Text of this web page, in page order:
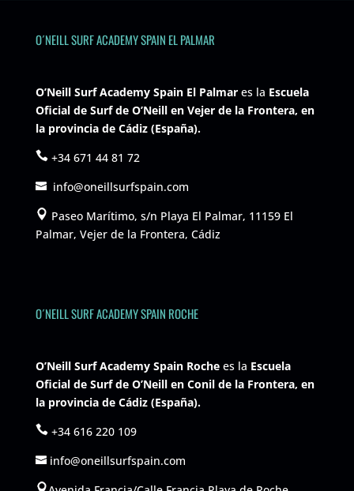
O´NEILL SURF ACADEMY SPAIN EL PALMAR
O’Neill Surf Academy Spain El Palmares la Escuela
Oficial de Surf de O’Neill en Vejer de la Frontera, en
la provincia de Cádiz (España).
+34 671 44 81 72
info@oneillsurfspain.com
Paseo Marítimo, s/n Playa El Palmar, 11159 El
Palmar, Vejer de la Frontera, Cádiz
O´NEILL SURF ACADEMY SPAIN ROCHE
O’Neill Surf Academy Spain Rochees la Escuela
Oficial de Surf de O’Neill en Conil de la Frontera, en
la provincia de Cádiz (España).
+34 616 220 109
info@oneillsurfspain.com